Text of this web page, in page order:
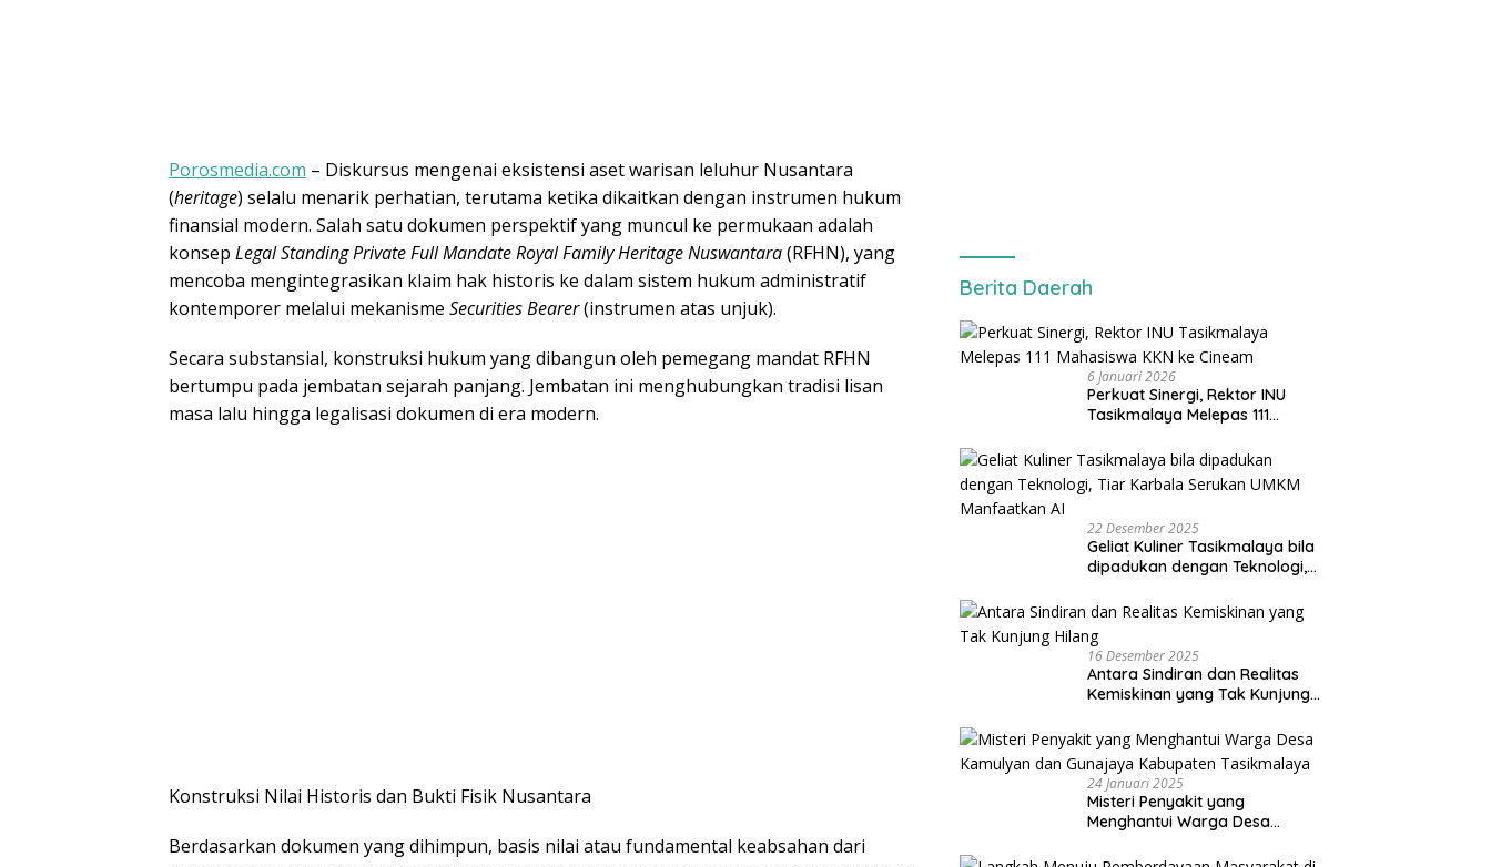
Porosmedia.com – Diskursus mengenai eksistensi aset warisan leluhur Nusantara
(heritage) selalu menarik perhatian, terutama ketika dikaitkan dengan instrumen hukum
finansial modern. Salah satu dokumen perspektif yang muncul ke permukaan adalah
konsep Legal Standing Private Full Mandate Royal Family Heritage Nuswantara(RFHN), yang
mencoba mengintegrasikan klaim hak historis ke dalam sistem hukum administratif
kontemporer melalui mekanisme Securities Bearer(instrumen atas unjuk).
​Secara substansial, konstruksi hukum yang dibangun oleh pemegang mandat RFHN
bertumpu pada jembatan sejarah panjang. Jembatan ini menghubungkan tradisi lisan
masa lalu hingga legalisasi dokumen di era modern.
​Konstruksi Nilai Historis dan Bukti Fisik Nusantara
​Berdasarkan dokumen yang dihimpun, basis nilai atau fundamental keabsahan dari
Berita Daerah
6 Januari 2026
Perkuat Sinergi, Rektor INU
Tasikmalaya Melepas 111
22 Desember 2025
Geliat Kuliner Tasikmalaya bila
dipadukan dengan Teknologi,
Manfaatkan AI
16 Desember 2025
Antara Sindiran dan Realitas
Kemiskinan yang Tak Kunjung
24 Januari 2025
Misteri Penyakit yang
Menghantui Warga Desa
Kabupaten Tasikmalaya